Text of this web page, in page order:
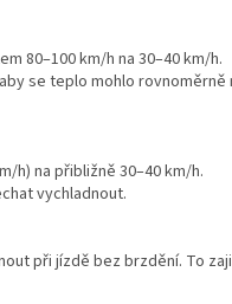
80–100 km/h na 30–40 km/h.
se teplo mohlo
h) na přibližně 30–40 km/h.
vychladnout.
při jízdě bez brzdění. To